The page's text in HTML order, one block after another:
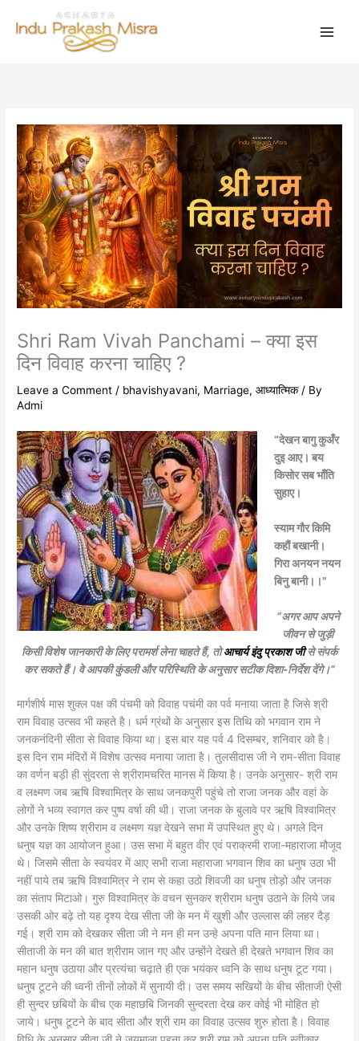
Shri Ram Vivah Panchami – क्या इस
दिन विवाह करना चाहिए ?
Leave a Comment / bhavishyavani, Marriage,आध्यात्मिक/ By
Admi
“देखन बागु कुअँर
दुइ आए। बय
किसोर सब भाँति
सुहाए।
स्याम गौर किमि
कहौं बखानी।
गिरा अनयन नयन
बिनु बानी।।”
“अगर आप अपने
जीवन से जुड़ी
किसी विशेष जानकारी के लिए परामर्श लेना चाहते हैं, तो आचार्य इंदु प्रकाश जीसे संपर्क
कर सकते हैं। वे आपकी कुंडली और परिस्थिति के अनुसार सटीक दिशा-निर्देश देंगे।”
मार्गशीर्ष मास शुक्ल पक्ष की पंचमी को विवाह पचंमी का पर्व मनाया जाता है जिसे श्री
राम विवाह उत्सव भी कहते है। धर्म ग्रंथों के अनुसार इस तिथि को भगवान राम ने
जनकनंदिनी सीता से विवाह किया था। इस बार यह पर्व 4 दिसम्बर, शनिवार को है।
इस दिन राम मंदिरों में विशेष उत्सव मनाया जाता है। तुलसीदास जी ने राम-सीता विवाह
का वर्णन बड़ी ही सुंदरता से श्रीरामचरित मानस में किया है। उनके अनुसार- श्री राम
व लक्ष्मण जब ऋषि विश्वामित्र के साथ जनकपुरी पहुंचे तो राजा जनक और वहां के
लोगों ने भव्य स्वागत कर पुष्प वर्षा की थी। राजा जनक के बुलावे पर ऋषि विश्वामित्र
और उनके शिष्य श्रीराम व लक्ष्मण यज्ञ देखने सभा में उपस्थित हुए थे। अगले दिन
धनुष यज्ञ का आयोजन हुआ। उस सभा में बहुत वीर एवं पराक्रमी राजा-महाराजा मौजूद
थे। जिसमे सीता के स्वयंवर में आए सभी राजा महाराजा भगवान शिव का धनुष उठा भी
नहीं पाये तब ऋषि विश्वामित्र ने राम से कहा उठो शिवजी का धनुष तोड़ो और जनक
का संताप मिटाओ। गुरु विश्वामित्र के वचन सुनकर श्रीराम धनुष उठाने के लिये जब
उसकी ओर बढ़े तो यह दृश्य देख सीता जी के मन में खुशी और उल्लास की लहर दैड़
गई। श्री राम को देखकर सीता जी ने मन ही मन उन्हे अपना पति मान लिया था।
सीताजी के मन की बात श्रीराम जान गए और उन्होंने देखते ही देखते भगवान शिव का
महान धनुष उठाया और प्रत्यंचा चढ़ाते ही एक भयंकर ध्वनि के साथ धनुष टूट गया।
धनुष टूटने की ध्वनी तीनों लोकों में सुनायी दी। उस समय सखियों के बीच सीताजी ऐसी
ही सुन्दर छबियों के बीच एक महाछबि जिनकी सुन्दरता देख कर कोई भी मोहित हो
जाये। धनुष टूटने के बाद सीता और श्री राम का विवाह उत्सव शुरु होता है। विवाह